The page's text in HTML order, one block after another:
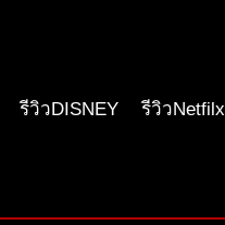
รีวิวDISNEY รีวิวNetfilx